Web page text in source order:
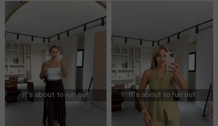
It's about to run out It's about to run out